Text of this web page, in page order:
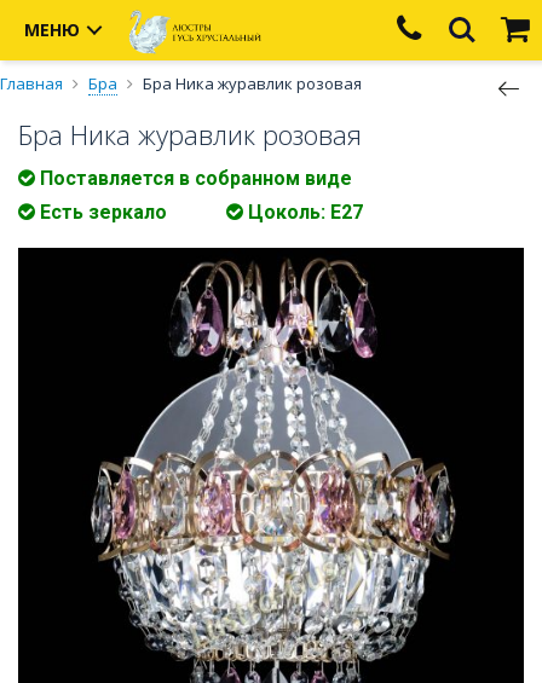
МЕНЮ
Главная Бра Бра Ника журавлик розовая
Бра Ника журавлик розовая
Поставляется в собранном виде
Есть зеркало
Цоколь: E27